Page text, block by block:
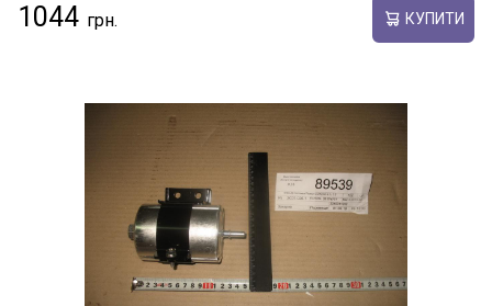
1044 КУПИТИ